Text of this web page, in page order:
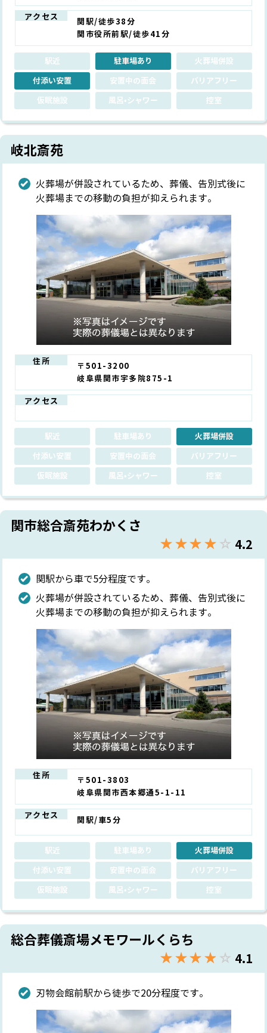
アクセス
関駅/徒歩38分
関市役所前駅/徒歩41分
駅近 駐車場あり
火葬場併設
付添い安置
安置中の面会
バリアフリー
仮眠施設
風呂•シャワー 控室
岐北斎苑
火葬場が併設されているため、葬儀、告別式後に
火葬場までの移動の負担が抑えられます。
住所
〒501-3200
岐阜県関市宇多院875-1
アクセス
駅近 駐車場あり
火葬場併設
付添い安置
安置中の面会
バリアフリー
仮眠施設
風呂•シャワー 控室
関市総合斎苑わかくさ
★★★★★
☆☆☆☆☆ 4.2
関駅から車で5分程度です。
火葬場が併設されているため、葬儀、告別式後に
火葬場までの移動の負担が抑えられます。
住所
〒501-3803
岐阜県関市西本郷通5-1-11
アクセス 関駅/車5分
駅近 駐車場あり
火葬場併設
付添い安置
安置中の面会
バリアフリー
仮眠施設
風呂•シャワー 控室
総合葬儀斎場メモワールくらち
★★★★★
☆☆☆☆☆ 4.1
刃物会館前駅から徒歩で20分程度です。